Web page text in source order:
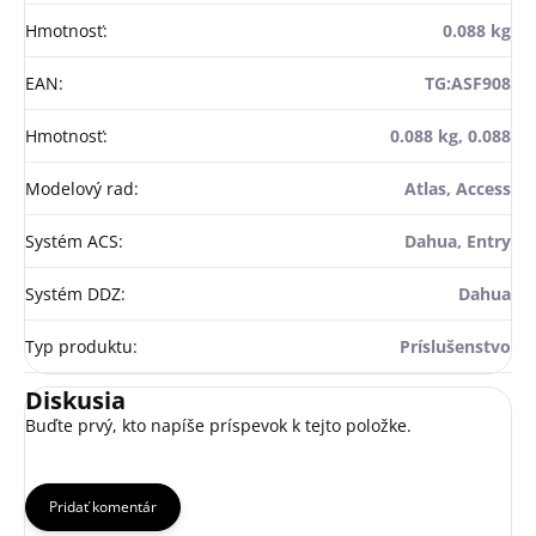
Hmotnosť: 0.088 kg
EAN: TG:ASF908
Hmotnosť: 0.088 kg, 0.088
Modelový rad: Atlas, Access
Systém ACS: Dahua, Entry
Systém DDZ: Dahua
Typ produktu: Príslušenstvo
Diskusia
Buďte prvý, kto napíše príspevok k tejto položke.
Pridať komentár